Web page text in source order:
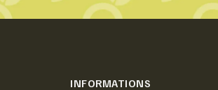
INFORMATIONS